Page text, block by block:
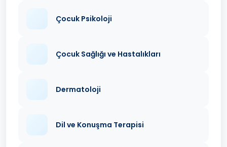
Çocuk Psikoloji
Çocuk Sağlığı ve Hastalıkları
Dermatoloji
Dil ve Konuşma Terapisi